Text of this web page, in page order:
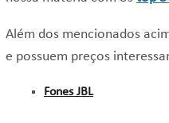
Além dos mencionados
e possuem preços
Fones JBL